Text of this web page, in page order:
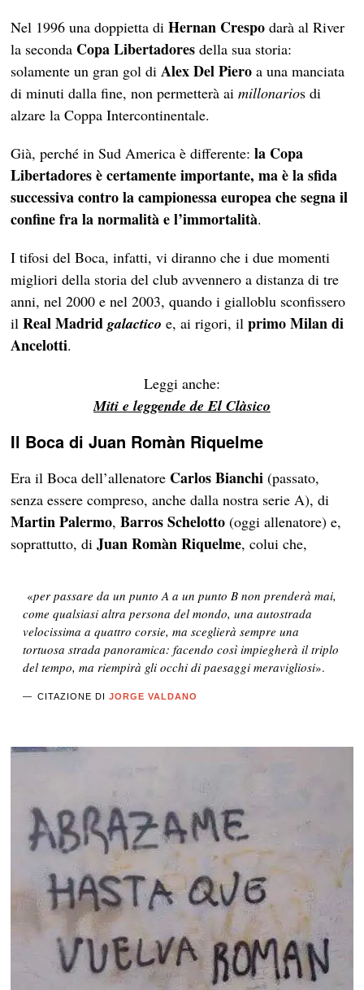
Nel 1996 una doppietta diHernan Crespo darà al River
la seconda Copa Libertadores della sua storia:
solamente un gran gol diAlex Del Piero a una manciata
di minuti dalla fine, non permetterà aimillonarios di
alzare la Coppa Intercontinentale.
Già, perché in Sud America è differente:la Copa
Libertadores è certamente importante, ma è la sfida
successiva contro la campionessa europea che segna il
confine fra la normalità e l’immortalità.
I tifosi del Boca, infatti, vi diranno che i due momenti
migliori della storia del club avvennero a distanza di tre
anni, nel 2000 e nel 2003, quando i gialloblu sconfissero
ilReal Madridgalactico e, ai rigori, ilprimo Milan di
Ancelotti.
Leggi anche:
Miti e leggende de El Clàsico
Il Boca di Juan Romàn Riquelme
Era il Boca dell’allenatore Carlos Bianchi (passato,
senza essere compreso, anche dalla nostra serie A), di
Martin Palermo,Barros Schelotto (oggi allenatore) e,
soprattutto, diJuan Romàn Riquelme, colui che,
«per passare da un punto A a un punto B non prenderà mai,
come qualsiasi altra persona del mondo, una autostrada
velocissima a quattro corsie, ma sceglierà sempre una
tortuosa strada panoramica: facendo così impiegherà il triplo
del tempo, mariempirà gli occhi di paesaggi meravigliosi».
CITAZIONE DI JORGE VALDANO